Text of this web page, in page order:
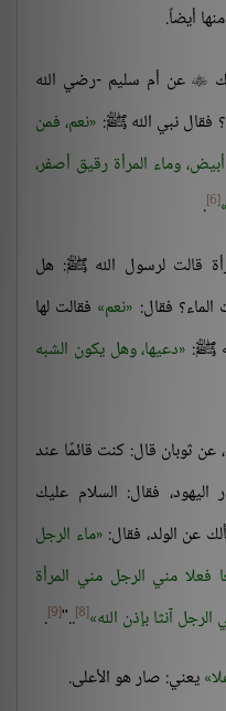
أيضاً.
عن أم سليم -رضي الله
فقال نبي الله ﷺ: نعم، فمن
وماء المرأة رقيق أصفر،
[6]
.
قالت لرسول الله ﷺ: هل
فقال: نعم فقالت لها
ﷺ: دعيها، وهل يكون الشبه
ثوبان قال: كنت قائمًا عند
فقال: السلام عليك
عن الولد، فقال: ماء الرجل
فعلا مني الرجل مني المرأة
الرجل آنثا بإذن الله [8]
.."
[9]
.
يعني: صار هو الأعلى.